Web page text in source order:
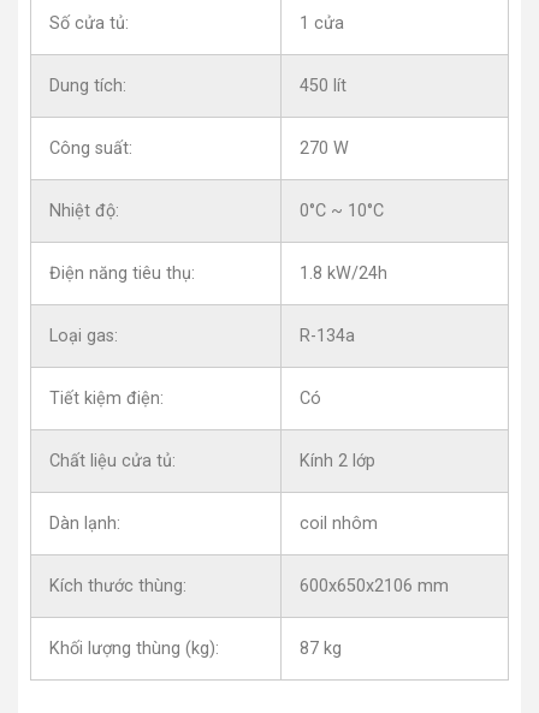
Số cửa tủ: 1 cửa
Dung tích: 450 lít
Công suất: 270 W
Nhiệt độ: 0°C ~ 10°C
Điện năng tiêu thụ: 1.8 kW/24h
Loại gas: R-134a
Tiết kiệm điện: Có
Chất liệu cửa tủ: Kính 2 lớp
Dàn lạnh: coil nhôm
Kích thước thùng: 600x650x2106 mm
Khối lượng thùng (kg): 87 kg